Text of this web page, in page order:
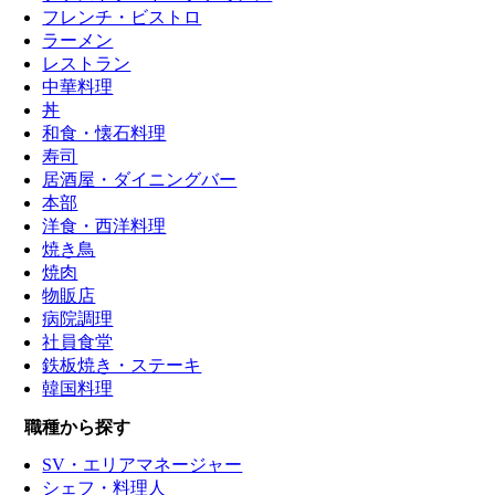
フレンチ・ビストロ
ラーメン
レストラン
中華料理
丼
和食・懐石料理
寿司
居酒屋・ダイニングバー
本部
洋食・西洋料理
焼き鳥
焼肉
物販店
病院調理
社員食堂
鉄板焼き・ステーキ
韓国料理
職種から探す
SV・エリアマネージャー
シェフ・料理人